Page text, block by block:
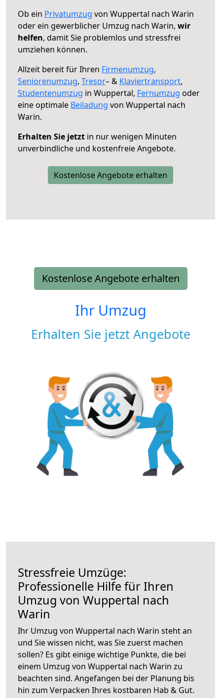
Ob ein Privatumzug von Wuppertal nach Warin
oder ein gewerblicher Umzug nach Warin, wir
helfen, damit Sie problemlos und stressfrei
umziehen können.
Allzeit bereit für Ihren Firmenumzug,
Seniorenumzug, Tresor– & Klaviertransport,
Studentenumzug in Wuppertal, Fernumzug oder
eine optimale Beiladung von Wuppertal nach
Warin.
Erhalten Sie jetzt in nur wenigen Minuten
unverbindliche und kostenfreie Angebote.
Kostenlose Angebote erhalten
Kostenlose Angebote erhalten
Ihr Umzug
Erhalten Sie jetzt Angebote
Stressfreie Umzüge:
Professionelle Hilfe für Ihren
Umzug von Wuppertal nach
Warin
Ihr Umzug von Wuppertal nach Warin steht an
und Sie wissen nicht, was Sie zuerst machen
sollen? Es gibt einige wichtige Punkte, die bei
einem Umzug von Wuppertal nach Warin zu
beachten sind. Angefangen bei der Planung bis
hin zum Verpacken Ihres kostbaren Hab & Gut.